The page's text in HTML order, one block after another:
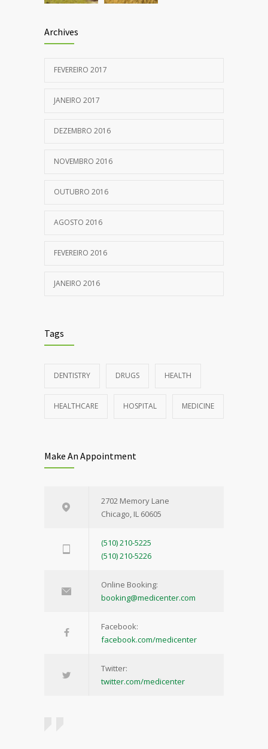
Archives
FEVEREIRO 2017
JANEIRO 2017
DEZEMBRO 2016
NOVEMBRO 2016
OUTUBRO 2016
AGOSTO 2016
FEVEREIRO 2016
JANEIRO 2016
Tags
DENTISTRY DRUGS HEALTH
HEALTHCARE HOSPITAL MEDICINE
Make An Appointment
2702 Memory Lane
Chicago, IL 60605
(510) 210-5225
(510) 210-5226
Online Booking:
booking@medicenter.com
Facebook:
facebook.com/medicenter
Twitter:
twitter.com/medicenter